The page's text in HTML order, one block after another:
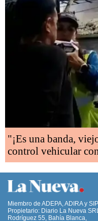
"¡Es una banda,
control vehicular
Miembro de ADEPA, ADIRA y SIP
Propietario: Diario La Nueva
Rodríguez 55, Bahía Blanca,